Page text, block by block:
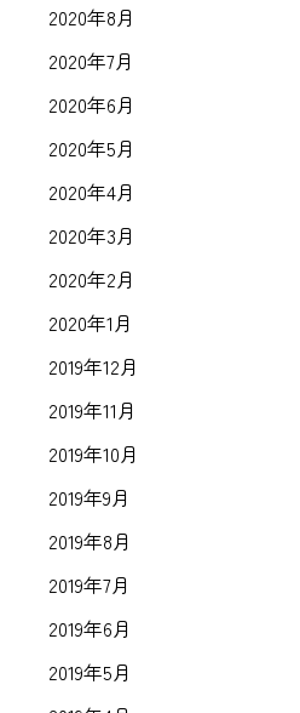
2020年8月
2020年7月
2020年6月
2020年5月
2020年4月
2020年3月
2020年2月
2020年1月
2019年12月
2019年11月
2019年10月
2019年9月
2019年8月
2019年7月
2019年6月
2019年5月